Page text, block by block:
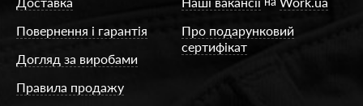
Повернення і гарантія
Догляд за виробами
Правила продажу
Про подарунковий
сертифікат